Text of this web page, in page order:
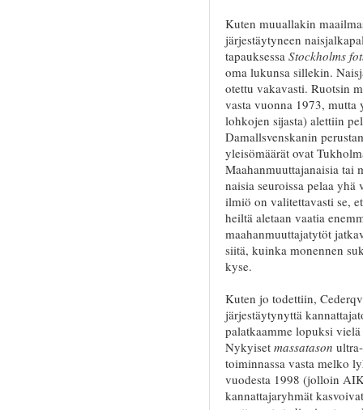
Kuten muuallakin
järjestäytyneen
tapauksessa Stockholms
oma lukunsa sillekin.
otettu vakavasti. Ruotsin
vasta vuonna 1973, mutta
lohkojen sijasta) alettiin
Damallsvenskanin
yleisömäärät ovat
Maahanmuuttajanaisia tai
naisia seuroissa pelaa
ilmiö on valitettavasti se,
heiltä aletaan vaatia
maahanmuuttajatytöt
siitä, kuinka monennen
kyse.
Kuten jo todettiin,
järjestäytynyttä
palatkaamme lopuksi
Nykyiset massatason
toiminnassa vasta melko
vuodesta 1998 (jolloin
kannattajaryhmät